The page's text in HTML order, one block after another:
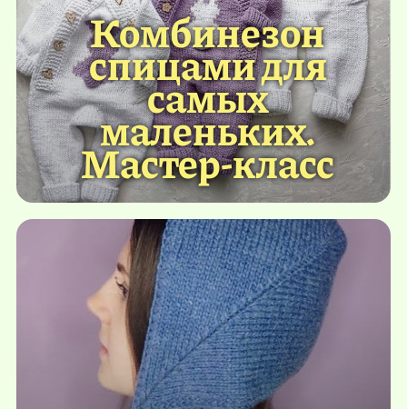
Комбинезон
спицами для
самых
маленьких.
Мастер-класс